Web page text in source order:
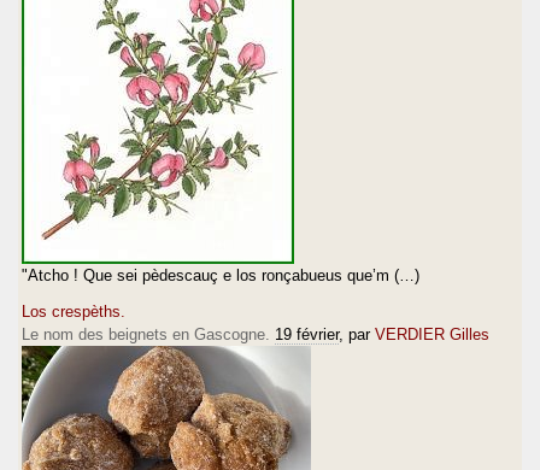
"Atcho ! Que sei pèdescauç e los ronçabueus que’m (…)
Los crespèths.
Le nom des beignets en Gascogne. 19 février, par VERDIER Gilles